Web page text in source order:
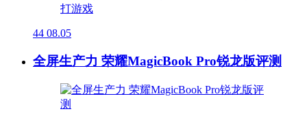
44 08.05
全屏生产力 荣耀MagicBook Pro锐龙版评测